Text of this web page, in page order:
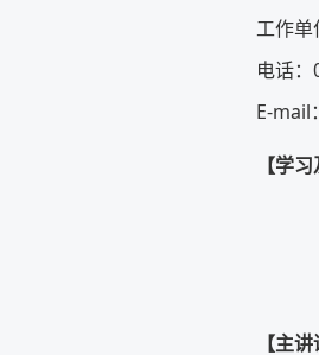
工作单
电话：
E-mail
【学
【主